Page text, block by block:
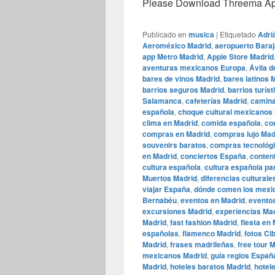
Please Download Threema
Publicado en musica | Etiquetado
Aeroméxico Madrid, aeropuerto
app Metro Madrid, Apple Store Madrid
aventuras mexicanos Europa, Ávila
bares de vinos Madrid, bares latinos
barrios seguros Madrid, barrios
Salamanca, cafeterías Madrid,
española, choque cultural mexicanos
clima en Madrid, comida española,
compras en Madrid, compras lujo
souvenirs baratos, compras
en Madrid, conciertos España,
cultura española, cultura española
Muertos Madrid, diferencias
viajar España, dónde comen los
Bernabéu, eventos en Madrid,
excursiones Madrid, experiencias
Madrid, fast fashion Madrid, fiesta en
españolas, flamenco Madrid, fotos
Madrid, frases madrileñas, free tour
mexicanos Madrid, guía regios
Madrid, hoteles baratos Madrid,